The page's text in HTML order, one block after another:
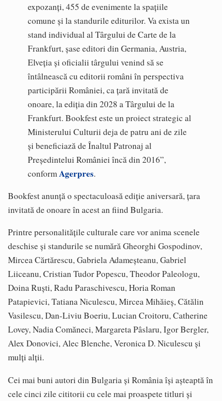
expozanți, 455 de evenimente la spațiile
comune și la standurile editurilor. Va exista un
stand individual al Târgului de Carte de la
Frankfurt, șase editori din Germania, Austria,
Elveția și oficialii târgului venind să se
întâlnească cu editorii români în perspectiva
participării României, ca țară invitată de
onoare, la ediția din 2028 a Târgului de la
Frankfurt. Bookfest este un proiect strategic al
Ministerului Culturii deja de patru ani de zile
și beneficiază de Înaltul Patronaj al
Președintelui României încă din 2016”,
conformAgerpres.
Bookfest anunță o spectaculoasă ediție aniversară, țara
invitată de onoare în acest an fiind Bulgaria.
Printre personalitățile culturale care vor anima scenele
deschise și standurile se numără Gheorghi Gospodinov,
Mircea Cărtărescu, Gabriela Adameșteanu, Gabriel
Liiceanu, Cristian Tudor Popescu, Theodor Paleologu,
Doina Ruști, Radu Paraschivescu, Horia Roman
Patapievici, Tatiana Niculescu, Mircea Mihăieș, Cătălin
Vasilescu, Dan-Liviu Boeriu, Lucian Croitoru, Catherine
Lovey, Nadia Comăneci, Margareta Pâslaru, Igor Bergler,
Alex Donovici, Alec Blenche, Veronica D. Niculescu și
mulți alții.
Cei mai buni autori din Bulgaria și România își așteaptă în
cele cinci zile cititorii cu cele mai proaspete titluri și